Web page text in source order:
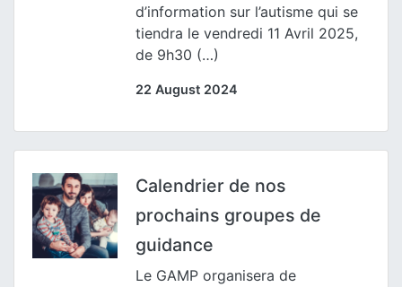
d’information sur l’autisme qui se
tiendra le vendredi 11 Avril 2025,
de 9h30 (…)
22 August 2024
Calendrier de nos
prochains groupes de
guidance
Le GAMP organisera de